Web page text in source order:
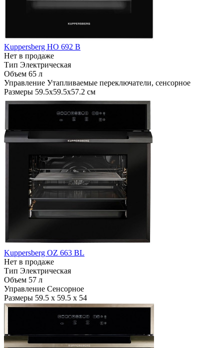
Kuppersberg HO 692 B
Нет в продаже
Тип Электрическая
Объем 65 л
Управление Утапливаемые переключатели, сенсорное
Размеры 59.5х59.5х57.2 см
Kuppersberg OZ 663 BL
Нет в продаже
Тип Электрическая
Объем 57 л
Управление Сенсорное
Размеры 59.5 х 59.5 х 54